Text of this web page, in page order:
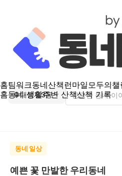
홈팀워크동네산책 런마일모두의챌
홈동네 생활주변 산책산책 기록
대림제3동
동네 일상
예쁜 꽃 만발한 우리동네